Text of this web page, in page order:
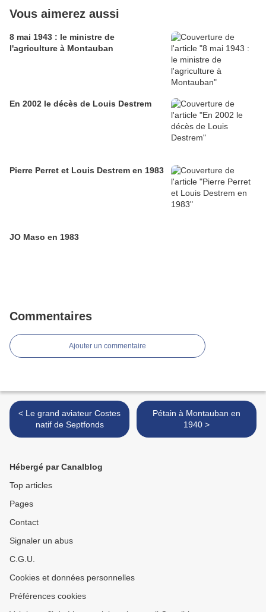
Vous aimerez aussi
8 mai 1943 : le ministre de
l'agriculture à Montauban
En 2002 le décès de Louis Destrem
Pierre Perret et Louis Destrem en 1983
JO Maso en 1983
Commentaires
Ajouter un commentaire
< Le grand aviateur Costes
natif de Septfonds
Pétain à Montauban en
1940 >
Hébergé par Canalblog
Top articles
Pages
Contact
Signaler un abus
C.G.U.
Cookies et données personnelles
Préférences cookies